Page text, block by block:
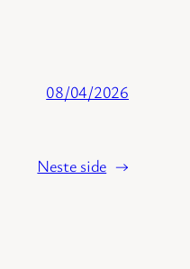
08/04/2026
Neste side →